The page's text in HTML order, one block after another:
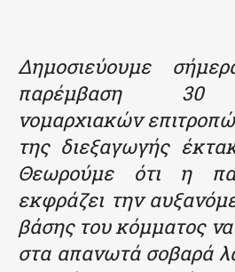
Δημοσιεύουμε
παρέμβαση 30
νομαρχιακών
της διεξαγωγής
Θεωρούμε ότι η
εκφράζει την
βάσης του κόμματος να
στα απανωτά σοβαρά